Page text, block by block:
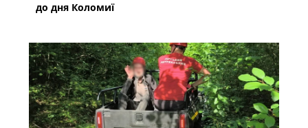
до дня Коломиї